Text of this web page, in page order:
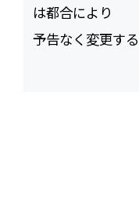
は都合により
予告なく変更す